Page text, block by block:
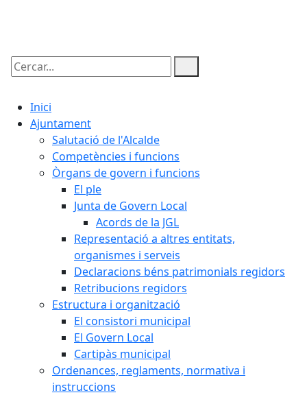
Cercar:
Inici
Ajuntament
Salutació de l'Alcalde
Competències i funcions
Òrgans de govern i funcions
El ple
Junta de Govern Local
Acords de la JGL
Representació a altres entitats,
organismes i serveis
Declaracions béns patrimonials regidors
Retribucions regidors
Estructura i organització
El consistori municipal
El Govern Local
Cartipàs municipal
Ordenances, reglaments, normativa i
instruccions